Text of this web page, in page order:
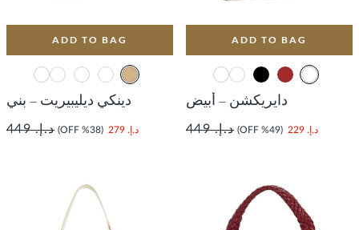
ADD TO BAG
دايريكشن – أبيض
د.إ. 229 (49% OFF) د.إ. 449
ADD TO BAG
دينكي ديليبيريت – بني
د.إ. 279 (38% OFF) د.إ. 449